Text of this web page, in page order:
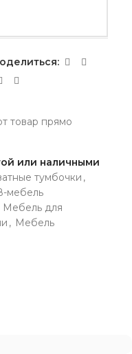
товар прямо
или наличными
тумбочки ,
мебель
Мебель для
, Мебель